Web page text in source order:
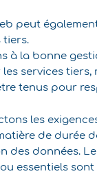
peut
tiers.
à la bonne
services tiers,
tenus pour
les
de durée
des données.
essentiels sont